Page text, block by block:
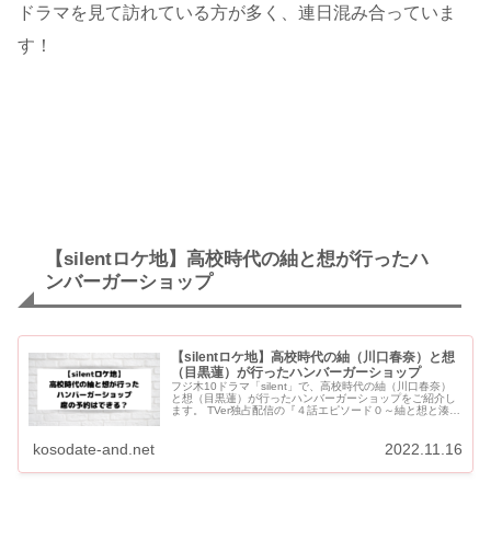
ドラマを見て訪れている方が多く、連日混み合っていま
す！
【silentロケ地】高校時代の紬と想が行ったハ
ンバーガーショップ
【silentロケ地】高校時代の紬（川口春奈）と想
（目黒蓮）が行ったハンバーガーショップ
フジ木10ドラマ「silent」で、高校時代の紬（川口春奈）
と想（目黒蓮）が行ったハンバーガーショップをご紹介し
ます。 TVer独占配信の『４話エピソード０～紬と想と湊
kosodate-and.net 2022.11.16